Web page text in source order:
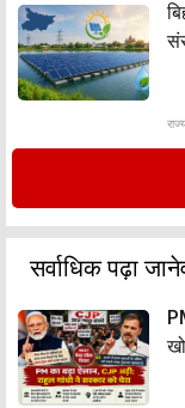
सर्वाधिक पढ़ा